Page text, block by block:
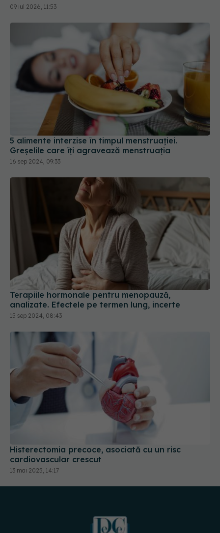
5 alimente interzise în timpul menstruației.
Greșelile care îți agravează menstruația
16 sep 2024, 09:33
Terapiile hormonale pentru menopauză,
analizate. Efectele pe termen lung, incerte
15 sep 2024, 08:43
Histerectomia precoce, asociată cu un risc
cardiovascular crescut
URMĂREȘTE-NE PE: